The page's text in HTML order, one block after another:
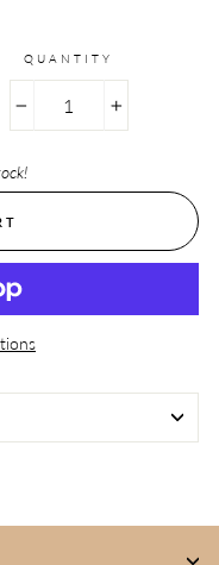
QUANTITY